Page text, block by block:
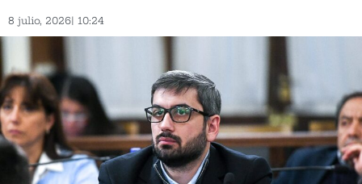
8 julio, 2026| 10:24